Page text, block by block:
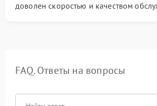
доволен скоростью и качеством
FAQ. Ответы на вопросы